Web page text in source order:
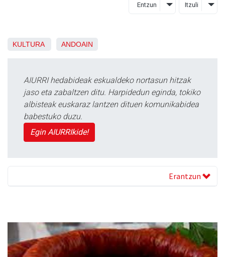
Entzun Itzuli
KULTURA ANDOAIN
AIURRI hedabideak eskualdeko nortasun hitzak
jaso eta zabaltzen ditu. Harpidedun eginda, tokiko
albisteak euskaraz lantzen dituen komunikabidea
babestuko duzu.
Egin AIURRIkide!
Erantzun